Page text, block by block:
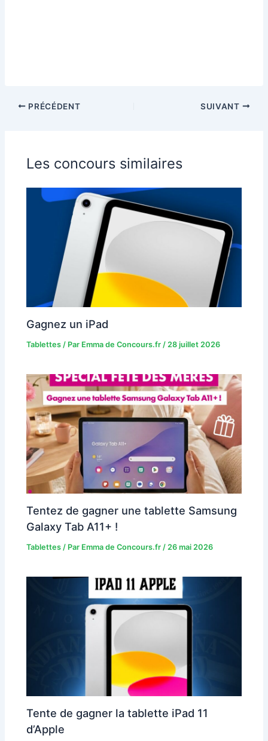
PRÉCÉDENT SUIVANT
Les concours similaires
Gagnez un iPad
Tablettes / Par Emma de Concours.fr / 28 juillet 2026
Tentez de gagner une tablette Samsung
Galaxy Tab A11+ !
Tablettes / Par Emma de Concours.fr / 26 mai 2026
Tente de gagner la tablette iPad 11
d’Apple